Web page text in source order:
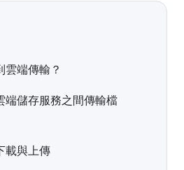
雲端傳輸？
端儲存服務之間傳輸檔
載與上傳